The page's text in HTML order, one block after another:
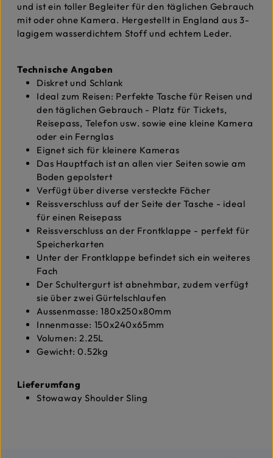
und ist ein toller Begleiter für den täglichen Gebrauch
mit oder ohne Kamera. Hergestellt in England aus 3-
lagigem wasserdichtem Stoff und echtem Leder.
Technische Angaben
Diskret und Schlank
Ideal zum Reisen: Perfekte Tasche für Reisen und
den täglichen Gebrauch - Platz für Tickets,
Reisepass, Telefon usw. sowie eine kleine Kamera
oder ein Fernglas
Eignet sich für kleinere Kameras
Das Hauptfach ist an allen vier Seiten sowie am
Boden gepolstert
Verfügt über diverse versteckte Fächer
Reissverschluss auf der Seite der Tasche - ideal
für einen Reisepass
Reissverschluss an der Frontklappe - perfekt für
Speicherkarten
Unter der Frontklappe befindet sich ein weiteres
Fach
Der Schultergurt ist abnehmbar, zudem verfügt
sie über zwei Gürtelschlaufen
Aussenmasse: 180x250x80mm
Innenmasse: 150x240x65mm
Volumen: 2.25L
Gewicht: 0.52kg
Lieferumfang
Stowaway Shoulder Sling